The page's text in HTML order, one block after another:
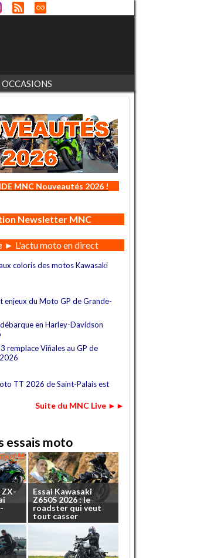
OCCASIONS
MNC Nouveautés 2026 !
Newsletter MNC
► L'actu moto en direct
coloris des motos Kawasaki
enjeux du Moto GP de Grande-
en Harley-Davidson
remplace Viñales au GP de
TT 2026 de Saint-Palais est
Suite du MNC Live ►►
essais moto
ZX-
EssaiKawasaki
Z650S 2026:le
roadster qui veut
tout casser